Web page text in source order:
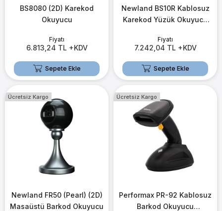
BS8080 (2D) Karekod
Okuyucu
Fiyatı
6.813,24 TL +KDV
Sepete Ekle
Newland BS10R Kablosuz
Karekod Yüzük Okuyucu
Fiyatı
7.242,04 TL +KDV
Sepete Ekle
Ücretsiz Kargo
Newland FR50 (Pearl) (2D)
Masaüstü Barkod Okuyucu
Ücretsiz Kargo
Performax PR-92 Kablosuz
Barkod Okuyucu